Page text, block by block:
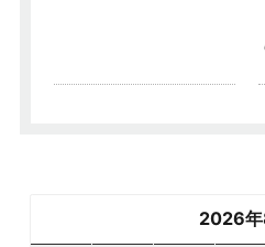
2026年